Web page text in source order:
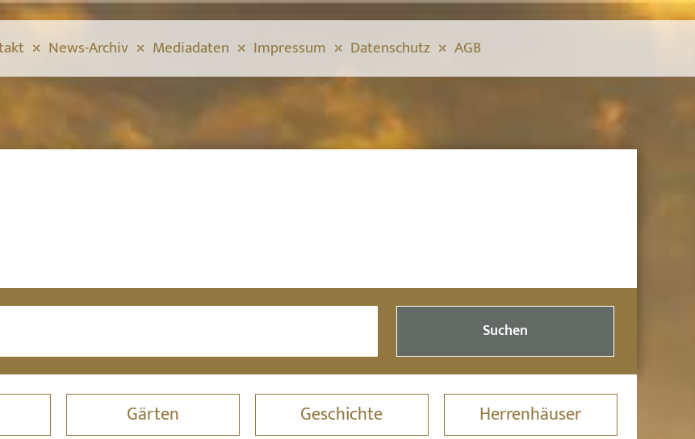
News-Archiv Mediadaten Impressum Datenschutz AGB
Suchen
Gärten Geschichte
Herrenhäuser